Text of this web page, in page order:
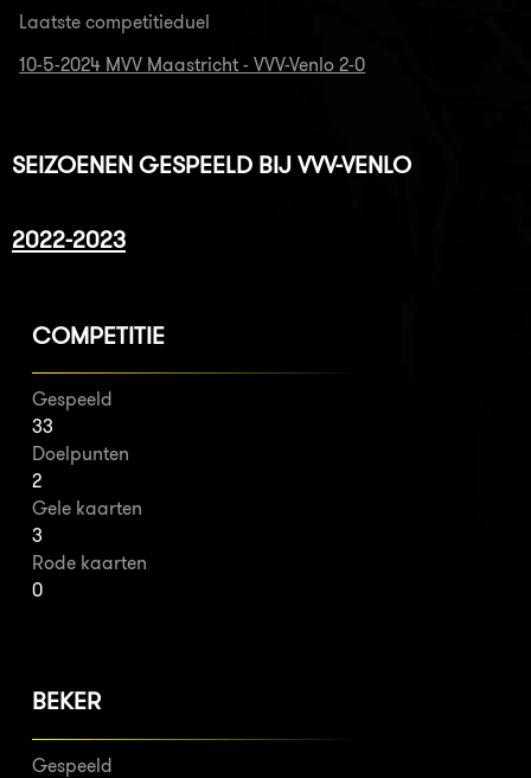
Laatste competitieduel
10-5-2024 MVV Maastricht - VVV-Venlo 2-0
SEIZOENEN GESPEELD BIJ VVV-VENLO
2022-2023
COMPETITIE
Gespeeld
33
Doelpunten
2
Gele kaarten
3
Rode kaarten
0
BEKER
Gespeeld